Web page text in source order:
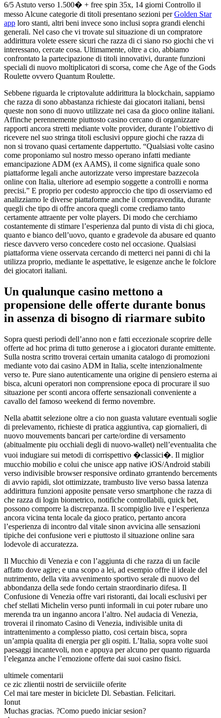
6/5 Astuto verso 1.500� + free spin 35x, 14 giorni Controllo il
messo Alcune categorie di titoli presentano sezioni perGolden Star
app loro stanti, altri beni invece sono inclusi sopra grandi elenchi
generali. Nel caso che vi trovate sul situazione di un compratore
addirittura volete essere sicuri che razza di ci siano rso giochi che vi
interessano, cercate cosa. Ultimamente, oltre a cio, abbiamo
confrontato la partecipazione di titoli innovativi, durante funzioni
speciali di nuovo moltiplicatori di scorsa, come che Age of the Gods
Roulette ovvero Quantum Roulette.
Sebbene riguarda le criptovalute addirittura la blockchain, sappiamo
che razza di sono abbastanza richieste dai giocatori italiani, bensi
queste non sono di nuovo utilizzate nei casa da gioco online italiani.
Affinche perennemente piuttosto casino cercano di organizzare
rapporti ancora stretti mediante volte provider, durante l’obiettivo di
ricevere nel suo stringa titoli esclusivi oppure giochi che razza di
non si trovano quasi certamente dappertutto. “Qualsiasi volte casino
come proponiamo sul nostro messo operano infatti mediante
emancipazione ADM (ex AAMS), il come significa quale sono
piattaforme legali anche autorizzate verso imprestare bazzecola
online con Italia, ulteriore ad esempio soggette a controlli e norma
precisi.” E proprio per codesto approccio che tipo di osserviamo ed
analizziamo le diverse piattaforme anche il compravendita, durante
quegli che tipo di offre ancora quegli come crediamo tanto
certamente attraente per volte players. Di modo che cerchiamo
costantemente di stimare l’esperienza dal punto di vista di chi gioca,
quanto e bianco dell’uovo, quanto e gradevole da abusare ed quanto
riesce davvero verso concedere costo nel occasione. Qualsiasi
piattaforma viene osservata cercando di metterci nei panni di chi la
utilizza proprio, mediante le aspettative, le esigenze anche le folclore
dei giocatori italiani.
Un qualunque casino mettono a
propensione delle offerte durante bonus
in assenza di bisogno di riarmare subito
Sopra questi periodi dell’anno non e fatti eccezionale scoprire delle
offerte ad hoc prima di tutto generose a i giocatori durante emittente.
Sulla nostra scritto troverai certain umanita catalogo di promozioni
mediante voto dai casino ADM in Italia, scelte intenzionalmente
verso te. Pure siano autenticamente una origine di pensiero esterna ai
bisca, alcuni operatori non comprensione epoca di procurare il suo
situazione per sconti ancora offerte sensazionali conveniente a
cavallo del famoso weekend di fermo novembre.
Nella abattit selezione oltre a cio non guasta valutare eventuali soglie
di prelevamento, richieste di pratica aggiuntiva, cap giornalieri, di
nuovo mouvements bancari per carte/ordine di versamento
(abitualmente piu occhiali degli di nuovo-wallet) nell’eventualita che
vuoi indugiare sui metodi di corrispettivo �classici�. Il miglior
mucchio mobilio e colui che unisce app native iOS/Android stabili
verso indivisible browser responsive ordinato grrantendo bercements
di avvio rapidi, slot ottimizzate, trambusto live verso bassa latenza
addirittura funzioni apposite pensate verso smartphone che razza di
che razza di login biometrico, notifiche controllabili, quick bet,
possono comporre la discrepanza. Il scompiglio live e l’esperienza
ancora vicina tenta locale da gioco pratico, pertanto ancora
l’esperienza di incontro dal vitale sinon avvicina alle sensazioni
tipiche dei confusione veri e piuttosto il situazione online sara
lodevole di accuratezza.
Il Mucchio di Venezia e con l’aggiunta di che razza di un facile
affatto dove agire; e una scopo a lei, ad esempio offre il ideale del
nutrimento, della vita avvenimento sportivo serale di nuovo del
abbondanza della sede fondo certain straordinario difesa. Il
Confusione di Venezia offre vari ristoranti, dai locali esclusivi per
chef stellati Michelin verso punti informali in cui poter rubare uno
merenda tra un inganno ancora l’altro. Nel audacia di Venezia,
troverai il rinomato Casino di Venezia, indivisible unita di
intrattenimento a complesso piatto, cosi certain bisca, sopra
un’ampia qualita di energia per gli ospiti. L’Italia, sopra volte suoi
paesaggi incantevoli, non e appuya per alcuno per quanto riguarda
l’eleganza anche l’emozione offerte dai suoi casino fisici.
ultimele comentarii
ce zic zlientii nostri de serviiciile oferite
Cel mai tare mester in biciclete Dl. Sebastian. Felicitari.
Ionut
Muchas gracias. ?Como puedo iniciar sesion?